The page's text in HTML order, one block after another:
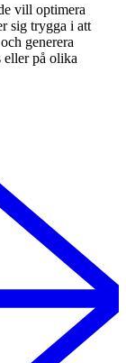
vill optimera
sig trygga i att
generera
eller på olika